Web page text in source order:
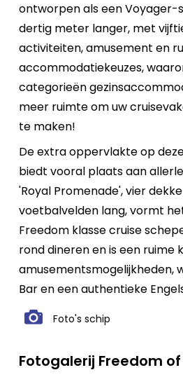
ontworpen als een Voyager-
dertig meter langer, met
activiteiten, amusement en
accommodatiekeuzes,
categorieën
meer ruimte om uw
te maken!
De extra oppervlakte op
biedt vooral plaats aan
'Royal Promenade', vier
voetbalvelden lang, vormt
Freedom klasse cruise
rond dineren en is een ruime
amusementsmogelijkheden,
Bar en een authentieke
Foto's schip
Fotogalerij Freedom